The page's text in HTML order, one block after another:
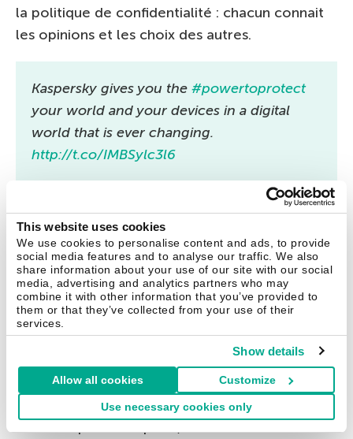
This website uses cookies
We use cookies to personalise content and ads, to provide
social media features and to analyse our traffic. We also
share information about your use of our site with our social
media, advertising and analytics partners who may
combine it with other information that you’ve provided to
them or that they’ve collected from your use of their
services.
Show details
Allow all cookies Customize
Use necessary cookies only
la politique de confidentialité : chacun connait
les opinions et les choix des autres.
Kaspersky gives you the #powertoprotect
your world and your devices in a digital
world that is ever changing.
http://t.co/IMBSylc3l6
— Kaspersky (@kaspersky)November 25,
Meilleur des mondes : et ensuite ?
Nous sommes en passe d’être les témoins de
véritables changements révolutionnaires
concernant les technologies de communication
et d’information qui vont transformer notre
façon de concevoir les choses sur ce qui est du